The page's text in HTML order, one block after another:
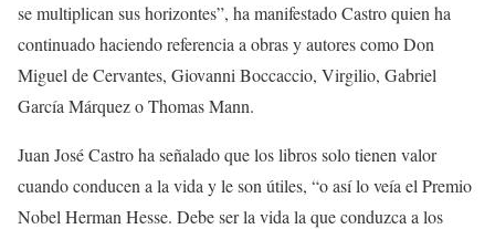
se multiplican sus horizontes”, ha manifestado Castro quien ha
continuado haciendo referencia a obras y autores como Don
Miguel de Cervantes, Giovanni Boccaccio, Virgilio, Gabriel
García Márquez o Thomas Mann.
Juan José Castro ha señalado que los libros solo tienen valor
cuando conducen a la vida y le son útiles, “o así lo veía el Premio
Nobel Herman Hesse. Debe ser la vida la que conduzca a los